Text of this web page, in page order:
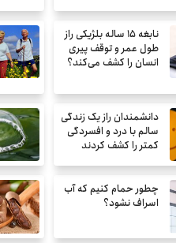
نابغه ۱۵ ساله بلژیکی راز
طول عمر و توقف پیری
انسان را کشف می‌کند؟
دانشمندان راز یک زندگی
سالم با درد و افسردگی
کمتر را کشف کردند
چطور حمام کنیم که آب
اسراف نشود؟